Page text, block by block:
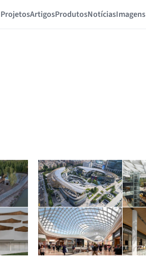
ProjetosArtigosProdutosNotíciasImagens